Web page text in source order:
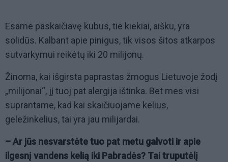
Esame paskaičiavę kubus, tie kiekiai, aišku, yra
solidūs. Kalbant apie pinigus, tik visos šitos atkarpos
sutvarkymui reikėtų iki 20 milijonų.
Žinoma, kai išgirsta paprastas žmogus Lietuvoje žodį
„milijonai“, jį tuoj pat alergija ištinka. Bet mes visi
suprantame, kad kai skaičiuojame kelius,
geležinkelius, tai yra jau milijardai.
– Ar jūs nesvarstėte tuo pat metu galvoti ir apie
ilgesnį vandens kelią iki Pabradės? Tai truputėlį